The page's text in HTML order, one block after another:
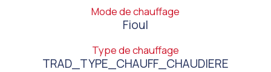
Mode de chauffage
Fioul
Type de chauffage
TRAD_TYPE_CHAUFF_CHAUDIERE